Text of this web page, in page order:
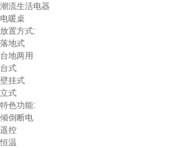
潮流生活电器
电暖桌
放置方式:
落地式
台地两用
台式
壁挂式
立式
特色功能:
倾倒断电
遥控
恒温